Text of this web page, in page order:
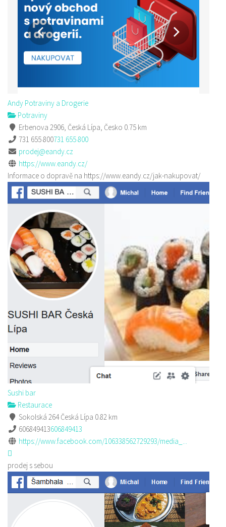
Andy Potraviny a Drogerie
Potraviny
Erbenova 2906, Česká Lípa, Česko 0.75 km
731 655 800731 655 800
prodej@eandy.cz
https://www.eandy.cz/
Informace o dopravě na https://www.eandy.cz/jak-nakupovat/
Sushi bar
Restaurace
Sokolská 264 Česká Lípa 0.82 km
606849413606849413
https://www.facebook.com/106338562729293/media_...
prodej s sebou